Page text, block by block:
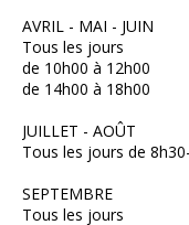
AVRIL - MAI - JUIN
Tous les jours
de 10h00 à 12h00
de 14h00 à 18h00
JUILLET - AOÛT
Tous les jours de
SEPTEMBRE
Tous les jours